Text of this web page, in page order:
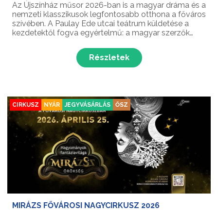
Az Újszínház műsor 2026-ban is a magyar dráma és a
nemzeti klasszikusok legfontosabb otthona a főváros
szívében. A Paulay Ede utcai teátrum küldetése a
kezdetektől fogva egyértelmű: a magyar szerzők
évszázados remekművekről vagy kortárs darabokról.
Részletek
CIRKUSZ NYÁR JEGYVÁSÁRLÁS ŐSZ
MIRÁZS FŐVÁROSI NAGYCIRKUSZ 2026